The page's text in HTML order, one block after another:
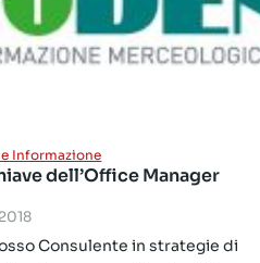
Informazione
dell’Office Manager
Consulente in strategie di